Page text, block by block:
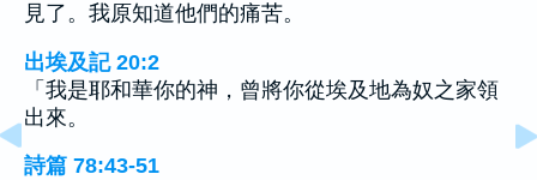
見了。我原知道他們的痛苦。
出埃及記 20:2
「我是耶和華你的神，曾將你從埃及地為奴之家領
出來。
詩篇 78:43-51